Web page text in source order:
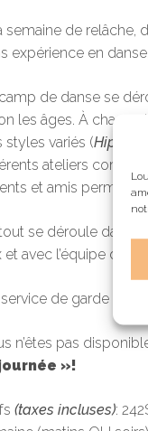
semaine de relâche,
expérience en
de danse se
les âges. À chaque
styles variés (Hip Hop
ateliers comme
et amis permet
se déroule dans
et avec l’équipe des
de garde le
n’êtes pas
»!
(taxes incluses):